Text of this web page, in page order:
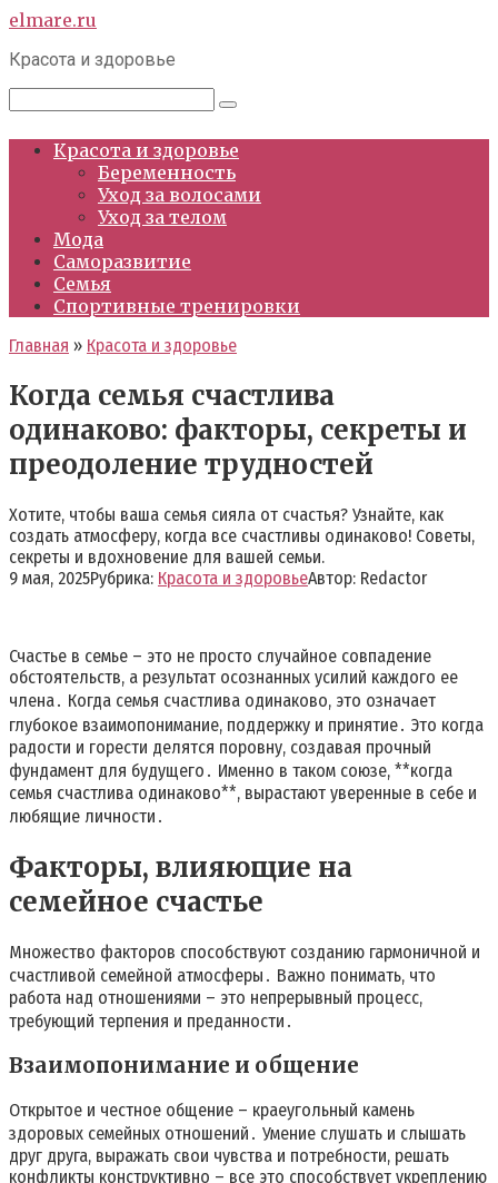
Перейти
контенту
elmare.ru
Красота и здоровье
Красота и здоровье
Беременность
Уход за волосами
Уход за телом
Мода
Саморазвитие
Семья
Спортивные тренировки
Главная » Красота и здоровье
Когда семья счастлива
одинаково: факторы, секреты и
преодоление трудностей
Хотите, чтобы ваша семья сияла от счастья? Узнайте, как
создать атмосферу, когда все счастливы одинаково! Советы,
секреты и вдохновение для вашей семьи.
9 мая, 2025Рубрика: Красота и здоровьеАвтор: Redactor
Счастье в семье – это не просто случайное совпадение
обстоятельств, а результат осознанных усилий каждого ее
члена․ Когда семья счастлива одинаково, это означает
глубокое взаимопонимание, поддержку и принятие․ Это когда
радости и горести делятся поровну, создавая прочный
фундамент для будущего․ Именно в таком союзе, **когда
семья счастлива одинаково**, вырастают уверенные в себе и
любящие личности․
Факторы, влияющие на
семейное счастье
Множество факторов способствуют созданию гармоничной и
счастливой семейной атмосферы․ Важно понимать, что
работа над отношениями – это непрерывный процесс,
требующий терпения и преданности․
Взаимопонимание и общение
Открытое и честное общение – краеугольный камень
здоровых семейных отношений․ Умение слушать и слышать
друг друга, выражать свои чувства и потребности, решать
конфликты конструктивно – все это способствует укреплению